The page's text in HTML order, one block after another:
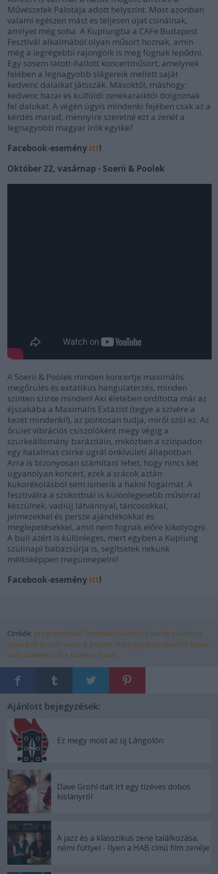
Művészetek Palotája adott helyszínt. Most azonban
valami egészen mást és teljesen újat csinálnak,
amilyet még soha. A Kuplungba a CAFe Budapest
Fesztivál alkalmából olyan műsort hoznak, amin
még a legrégebbi rajongóik is meg fognak lepődni.
Egy sosem látott-hallott koncertműsort, amelynek
felében a legnagyobb slágereik mellett saját
kedvenc dalaikat játsszák. Másoktól, máshogy:
kedvenc hazai és külföldi zenekaraiktól dolgoznak
fel dalokat. A végén úgyis mindenki fejében csak az a
kérdés marad, mennyire szeretné ezt a zenét a
legnagyobb magyar írók egyike?
Facebook-esemény itt!
Október 22, vasárnap - Soerii & Poolek
A Soerii & Poolek minden koncertje maximális
megőrülés és extatikus hangulatérzés, minden
szinten szinte minden! Aki életében ordította már az
éjszakába a Maximális Extázist (tegye a szívére a
kezét mindenki!), az pontosan tudja, miről szól ez. Az
őrület vibrációs csiszolóként megy végig a
szürkeállomány barázdáin, miközben a színpadon
egy hatalmas csirke ugrál önkívületi állapotban.
Arra is bizonyosan számítani lehet, hogy nincs két
ugyanolyan koncert, ezek a srácok aztán
kukorékolásból sem ismerik a hakni fogalmát. A
fesztiválra a szokottnál is különlegesebb műsorral
készülnek, vadiúj látvánnyal, táncosokkal,
jelmezekkel és persze ajándékokkal és
meglepetésekkel, amit nem fognak előre kikotyogni.
A buli azért is különleges, mert egyben a Kuplung
szülinapi babazsúrja is, segítsetek nekünk
méltóképpen megünnepelni!
Facebook-esemény itt!
Címkék: programajánló fesztivál művészet kortárs kuplung
sena esti kornél soerii & poolek mary popkids saverne belau
cafe budapest the bluebay foxes
Ajánlott bejegyzések:
Ez megy most az új Lángolón
Dave Grohl dalt írt egy tízéves dobos
kislányról
A jazz és a klasszikus zene találkozása,
némi füttyel - Ilyen a HAB című film zenéje